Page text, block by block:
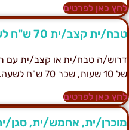
כאן לפרטים
ית קצב/ית 70 ש"ח לשעה בירושלים
ה טבח/ית או קצב/ית עם
שכר 70 ש"ח לשעה.
כאן לפרטים
ית, אחמש/ית, סגן/